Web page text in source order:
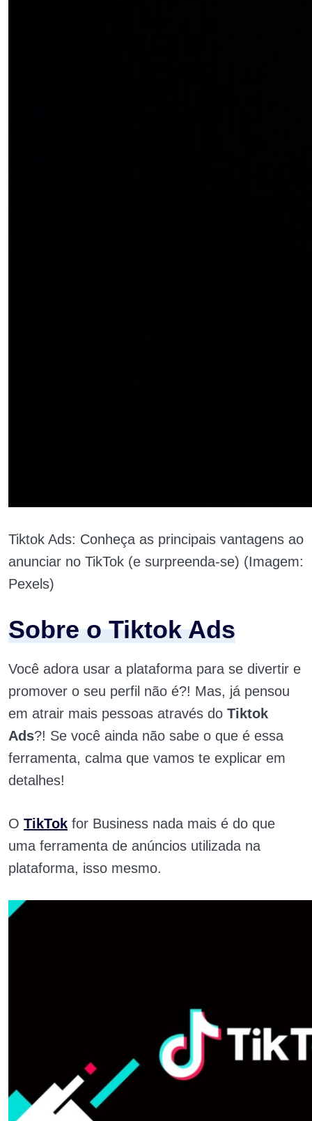
Tiktok Ads: Conheça as principais vantagens ao
anunciar no TikTok (e surpreenda-se) (Imagem:
Pexels)
Sobre o Tiktok Ads
Você adora usar a plataforma para se divertir e
promover o seu perfil não é?! Mas, já pensou
em atrair mais pessoas através do Tiktok
Ads?! Se você ainda não sabe o que é essa
ferramenta, calma que vamos te explicar em
detalhes!
O TikTok for Business nada mais é do que
uma ferramenta de anúncios utilizada na
plataforma, isso mesmo.